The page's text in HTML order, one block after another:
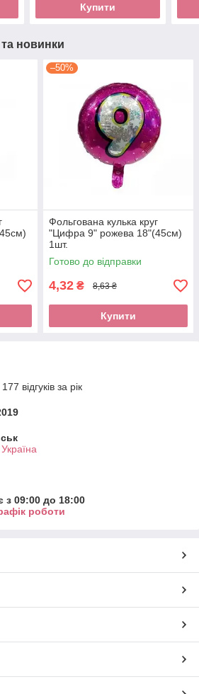
Купити
та новинки
–50%
Фольгована кулька круг
"Цифра 9" рожева 18"(45см)
1шт.
Готово до відправки
4,32 ₴ 8,63 ₴
Купити
відгуків за рік
з 09:00 до 18:00
роботи